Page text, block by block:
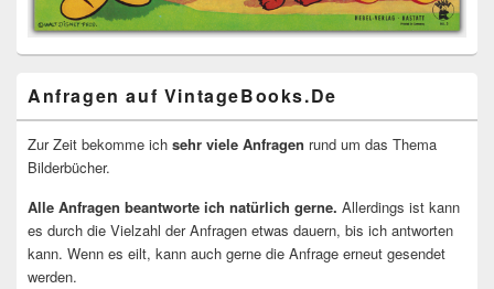
Anfragen auf VintageBooks.De
Zur Zeit bekomme ich sehr viele Anfragen rund um das Thema
Bilderbücher.
Alle Anfragen beantworte ich natürlich gerne. Allerdings ist kann
es durch die Vielzahl der Anfragen etwas dauern, bis ich antworten
kann. Wenn es eilt, kann auch gerne die Anfrage erneut gesendet
werden.